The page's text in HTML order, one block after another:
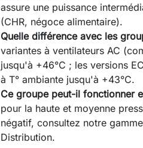
assure une puissance
(CHR, négoce alimentaire).
Quelle différence avec les
variantes à ventilateurs AC
jusqu'à +46°C ; les versions
à T° ambiante jusqu'à +43°C.
Ce groupe peut-il fonctionner
pour la haute et moyenne
négatif, consultez notre
Distribution.